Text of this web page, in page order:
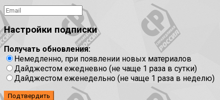
Настройки подписки
Получать обновления:
Немедленно, при появлении новых материалов
Дайджестом ежедневно (не чаще 1 раза в сутки)
Дайджестом еженедельно (не чаще 1 раза в неделю)
Подтвердить